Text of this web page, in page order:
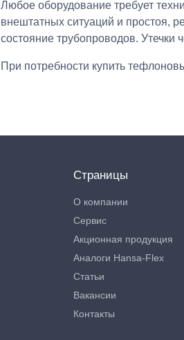
Любое оборудование требует
внештатных ситуаций и простоя,
состояние трубопроводов.
При потребности купить
Страницы
О компании
Сервис
Акционная продукция
Аналоги Hansa-Flex
Статьи
Вакансии
Контакты